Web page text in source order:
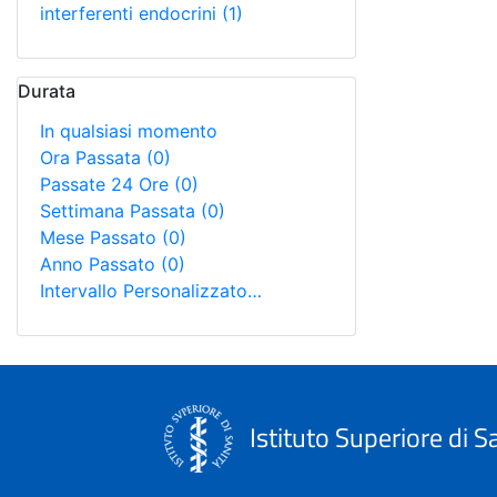
interferenti endocrini (1)
Durata
In qualsiasi momento
Ora Passata (0)
Passate 24 Ore (0)
Settimana Passata (0)
Mese Passato (0)
Anno Passato (0)
Intervallo Personalizzato…
Istituto Superiore di